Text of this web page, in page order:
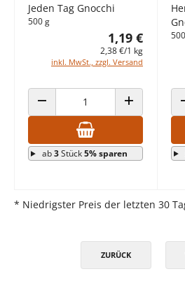
Jeden Tag Gnocchi
500 g
1,19 €
2,38 €/1 kg
inkl. MwSt., zzgl. Versand
ANZAHL VERRINGERN ANZAHL
ab3Stück5% sparen
* Niedrigster Preis der letzten 30
ZURÜCK